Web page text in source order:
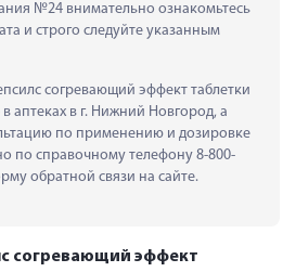
№24 внимательно ознакомьтесь
и строго следуйте указанным
согревающий эффект таблетки
аптеках в г. Нижний Новгород, а
по применению и дозировке
по справочному телефону 8-800-
обратной связи на сайте.
согревающий эффект